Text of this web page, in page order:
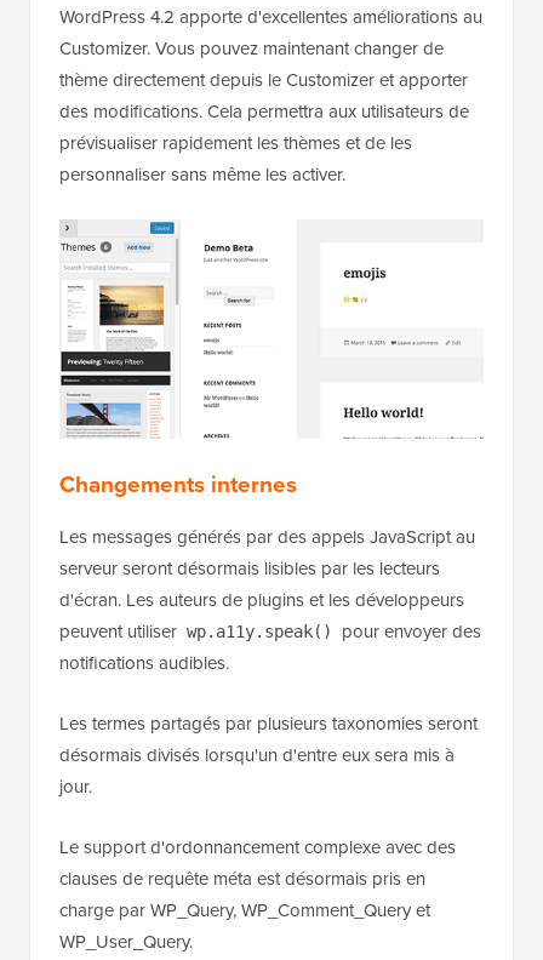
WordPress 4.2 apporte d'excellentes améliorations au
Customizer. Vous pouvez maintenant changer de
thème directement depuis le Customizer et apporter
des modifications. Cela permettra aux utilisateurs de
prévisualiser rapidement les thèmes et de les
personnaliser sans même les activer.
Changements internes
Les messages générés par des appels JavaScript au
serveur seront désormais lisibles par les lecteurs
d'écran. Les auteurs de plugins et les développeurs
peuvent utiliser wp.a11y.speak()
pour envoyer des
notifications audibles.
Les termes partagés par plusieurs taxonomies seront
désormais divisés lorsqu'un d'entre eux sera mis à
jour.
Le support d'ordonnancement complexe avec des
clauses de requête méta est désormais pris en
charge par WP_Query, WP_Comment_Query et
WP_User_Query.